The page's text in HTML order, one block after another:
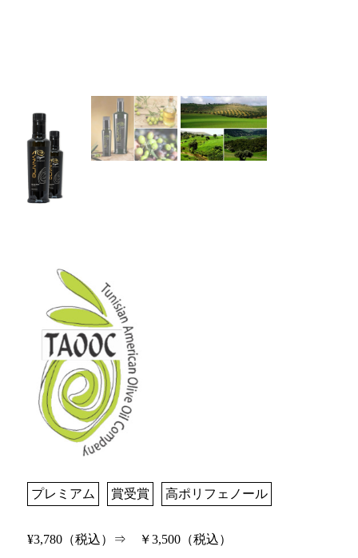
プレミアム 賞受賞 高ポリフェノール
¥3,780（税込）⇒ ￥3,500（税込）